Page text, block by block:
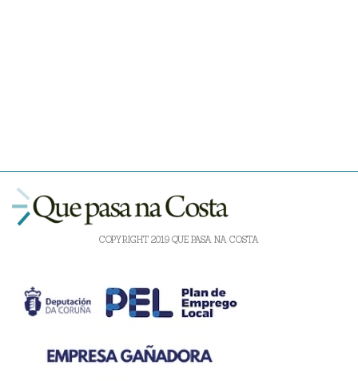
COPYRIGHT 2019 QUE PASA NA COSTA